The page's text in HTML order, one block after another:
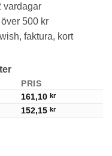
vardagar
500 kr
faktura, kort
PRIS
161,10 kr
152,15 kr